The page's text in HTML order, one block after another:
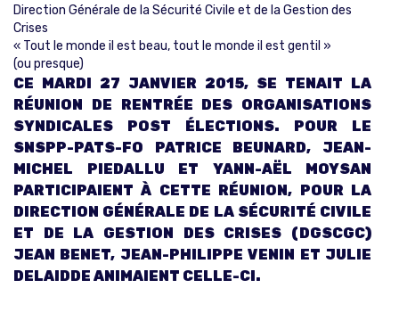
Direction Générale de la Sécurité Civile et de la Gestion des
Crises
« Tout le monde il est beau, tout le monde il est gentil »
(ou presque)
CE MARDI 27 JANVIER 2015, SE TENAIT LA
RÉUNION DE RENTRÉE DES ORGANISATIONS
SYNDICALES POST ÉLECTIONS. POUR LE
SNSPP-PATS-FO PATRICE BEUNARD, JEAN-
MICHEL PIEDALLU ET YANN-AËL MOYSAN
PARTICIPAIENT À CETTE RÉUNION, POUR LA
DIRECTION GÉNÉRALE DE LA SÉCURITÉ CIVILE
ET DE LA GESTION DES CRISES (DGSCGC)
JEAN BENET, JEAN-PHILIPPE VENIN ET JULIE
DELAIDDE ANIMAIENT CELLE-CI.